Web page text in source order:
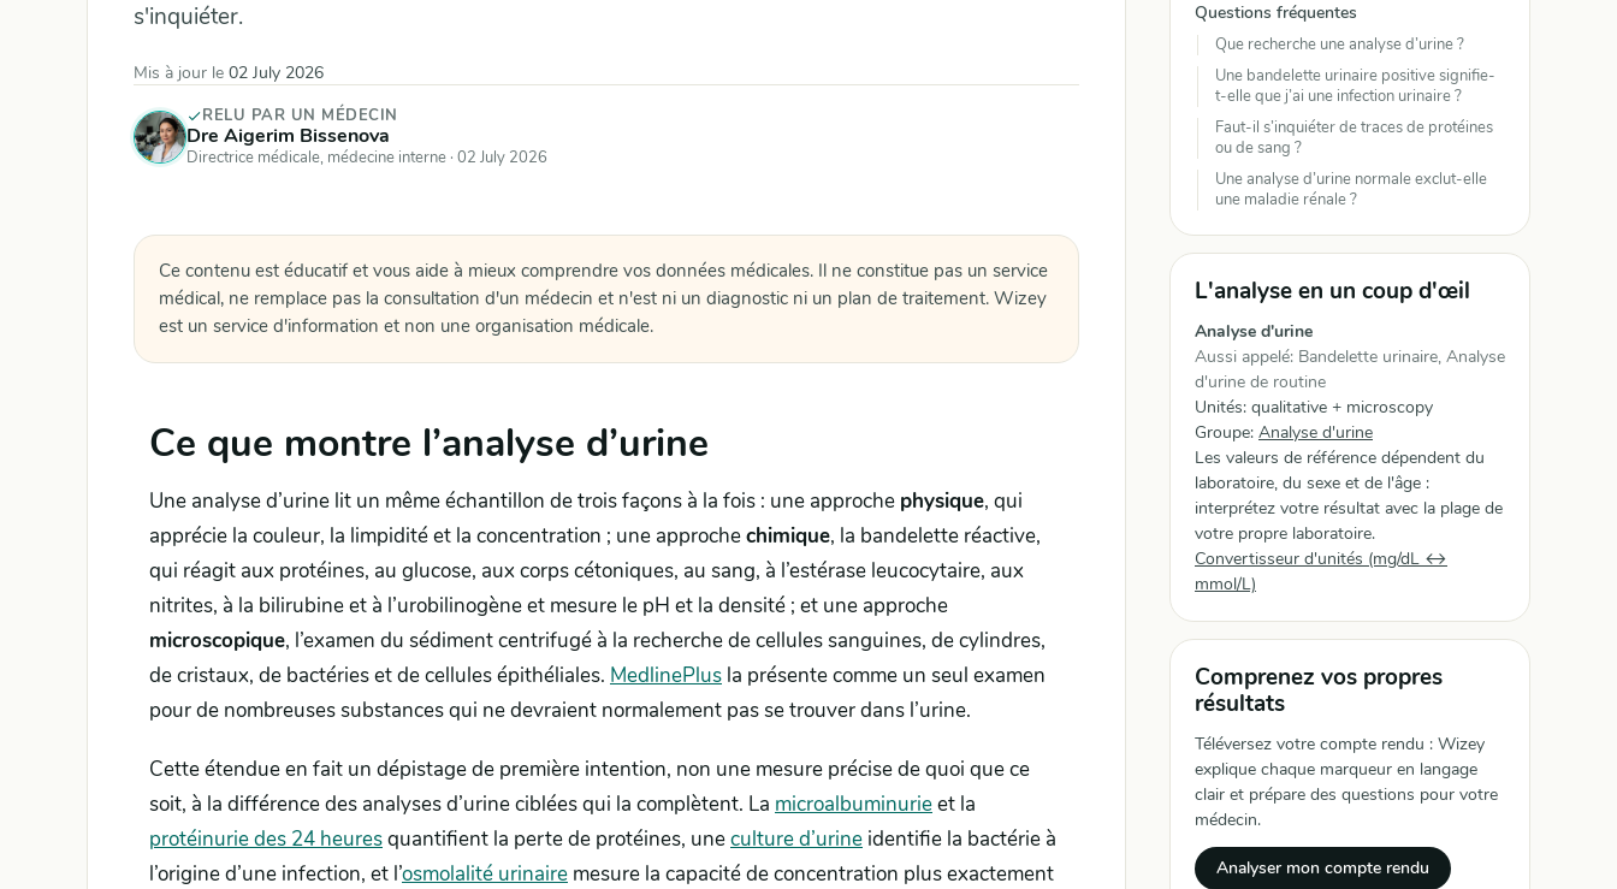
s'inquiéter.
Mis à jour le 02 July 2026
RELU PAR UN MÉDECIN
Dre Aigerim Bissenova
Directrice médicale, médecine interne · 02 July 2026
Ce contenu est éducatif et vous aide à mieux comprendre vos données médicales. Il ne constitue pas un service
médical, ne remplace pas la consultation d'un médecin et n'est ni un diagnostic ni un plan de traitement. Wizey
est un service d'information et non une organisation médicale.
Ce que montre l’analyse d’urine
Une analyse d’urine lit un même échantillon de trois façons à la fois : une approche physique, qui
apprécie la couleur, la limpidité et la concentration ; une approchechimique, la bandelette réactive,
qui réagit aux protéines, au glucose, aux corps cétoniques, au sang, à l’estérase leucocytaire, aux
nitrites, à la bilirubine et à l’urobilinogène et mesure le pH et la densité ; et une approche
microscopique, l’examen du sédiment centrifugé à la recherche de cellules sanguines, de cylindres,
de cristaux, de bactéries et de cellules épithéliales. MedlinePlus la présente comme un seul examen
pour de nombreuses substances qui ne devraient normalement pas se trouver dans l’urine.
Cette étendue en fait un dépistage de première intention, non une mesure précise de quoi que ce
soit, à la différence des analyses d’urine ciblées qui la complètent. La microalbuminurieet la
protéinurie des 24 heuresquantifient la perte de protéines, uneculture d’urine identifie la bactérie à
l’origine d’une infection, et l’osmolalité urinaire mesure la capacité de concentration plus exactement
Questions fréquentes
Que recherche une analyse d’urine ?
Une bandelette urinaire positive signifie-
t-elle que j’ai une infection urinaire ?
Faut-il s’inquiéter de traces de protéines
ou de sang ?
Une analyse d’urine normale exclut-elle
une maladie rénale ?
L'analyse en un coup d'œil
Analyse d'urine
Aussi appelé: Bandelette urinaire, Analyse
d'urine de routine
Unités: qualitative + microscopy
Groupe: Analyse d'urine
Les valeurs de référence dépendent du
laboratoire, du sexe et de l'âge :
interprétez votre résultat avec la plage de
votre propre laboratoire.
Convertisseur d'unités (mg/dL ↔
mmol/L)
Comprenez vos propres
résultats
Téléversez votre compte rendu : Wizey
explique chaque marqueur en langage
clair et prépare des questions pour votre
médecin.
Analyser mon compte rendu